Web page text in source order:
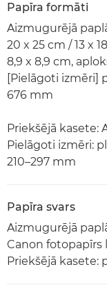
Papīra formāti
Aizmugurējā
20 x 25 cm / 13 x
8,9 x 8,9 cm,
[Pielāgoti izmēri]
676 mm
Priekšējā kasete:
Pielāgoti izmēri:
210–297 mm
Papīra svars
Aizmugurējā
Canon fotopapīrs
Priekšējā kasete: